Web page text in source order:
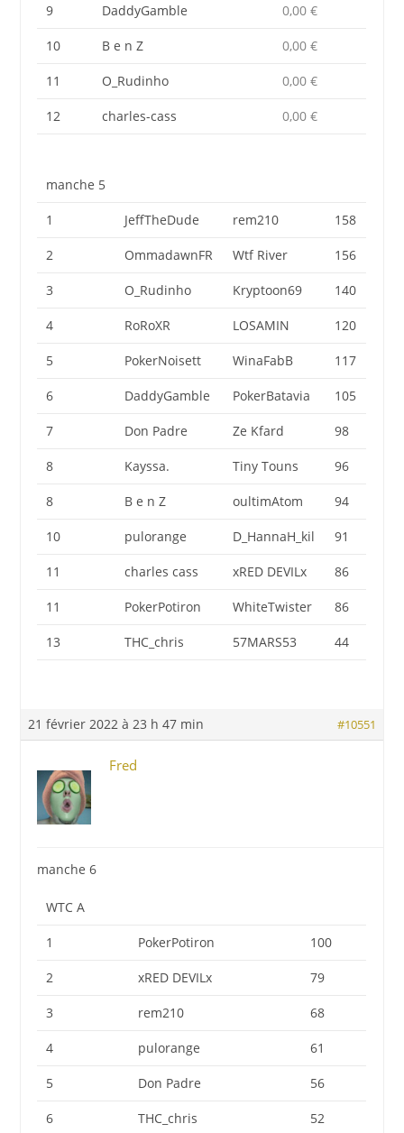
9 DaddyGamble 0,00 €
10 B e n Z 0,00 €
11 O_Rudinho 0,00 €
12 charles-cass 0,00 €
manche 5
1 JeffTheDude rem210 158
2 OmmadawnFR Wtf River 156
3 O_Rudinho Kryptoon69 140
4 RoRoXR LOSAMIN 120
5 PokerNoisett WinaFabB 117
6 DaddyGamble PokerBatavia 105
7 Don Padre Ze Kfard 98
8 Kayssa. Tiny Touns 96
8 B e n Z oultimAtom 94
10 pulorange D_HannaH_kil 91
11 charles cass xRED DEVILx 86
11 PokerPotiron WhiteTwister 86
13 THC_chris 57MARS53 44
21 février 2022 à 23 h 47 min #10551
Fred
manche 6
WTC A
1 PokerPotiron 100
2 xRED DEVILx 79
3 rem210 68
4 pulorange 61
5 Don Padre 56
6 THC_chris 52